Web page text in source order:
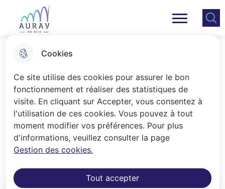
Cookies
Ce site utilise des cookies pour assurer le bon
fonctionnement et réaliser des statistiques de
visite. En cliquant sur Accepter, vous consentez à
l'utilisation de ces cookies. Vous pouvez à tout
moment modifier vos préférences. Pour plus
d'informations, veuillez consulter la page
Gestion des cookies.
Tout accepter
Aller
au
menu
Consulter
le plan
Ville Auray Menu principal
Accueil
La Ville d'Auray propose un large
choix d'activités aux enfants et
adolescents.